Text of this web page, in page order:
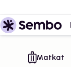
Matkat